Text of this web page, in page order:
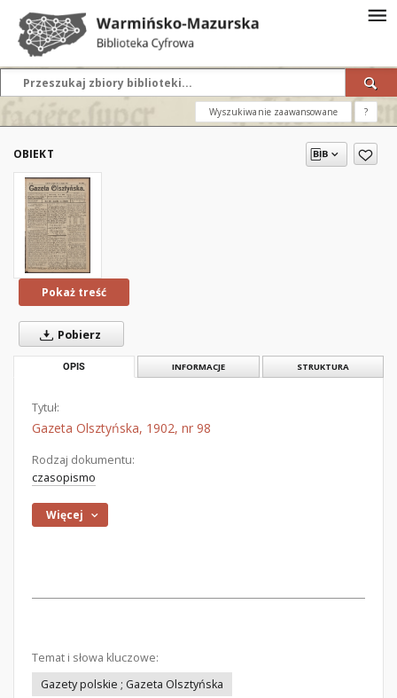
Wyszukiwanie zaawansowane ?
OBIEKT
Pokaż treść
Pobierz
OPIS INFORMACJE STRUKTURA
Tytuł:
Gazeta Olsztyńska, 1902, nr 98
Rodzaj dokumentu:
czasopismo
Więcej
Temat i słowa kluczowe:
Gazety polskie ; Gazeta Olsztyńska